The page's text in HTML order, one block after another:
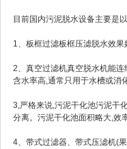
目前国内污泥脱水设备主要是
1、板框过滤板框压滤脱水效果
2、真空过滤机真空脱水机
含水率高,通常只用于水槽或消化
3,严格来说,污泥干化池污泥干
分离。污泥干化池面积略大,
4、带式过滤器、带式